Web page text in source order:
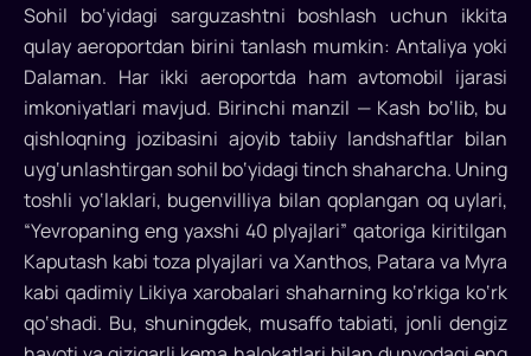
biridir.
Ushbu
mo‘jizaviy
yo‘nalish
hayratomuz
manzaralari
bilan
sarguzashtga
sayohat
istaganlar
uchun
Sohil bo‘yidagi sarguzashtni boshlash uchun ikkita
qulay aeroportdan birini tanlash mumkin: Antaliya yoki
Dalaman. Har ikki aeroportda ham avtomobil ijarasi
imkoniyatlari mavjud. Birinchi manzil — Kash bo‘lib, bu
qishloqning jozibasini ajoyib tabiiy landshaftlar bilan
uyg‘unlashtirgan sohil bo‘yidagi tinch shaharcha. Uning
toshli yo‘laklari, bugenvilliya bilan qoplangan oq uylari,
“Yevropaning eng yaxshi 40 plyajlari” qatoriga kiritilgan
Kaputash kabi toza plyajlari va Xanthos, Patara va Myra
kabi qadimiy Likiya xarobalari shaharning ko‘rkiga ko‘rk
qo‘shadi. Bu, shuningdek, musaffo tabiati, jonli dengiz